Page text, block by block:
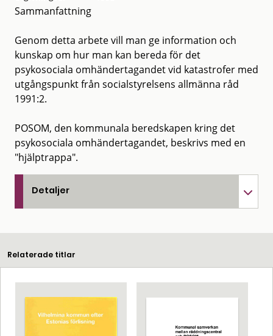
Sammanfattning
Genom detta arbete vill man ge information och
kunskap om hur man kan bereda för det
psykosociala omhändertagandet vid katastrofer med
utgångspunkt från socialstyrelsens allmänna råd
1991:2.
POSOM, den kommunala beredskapen kring det
psykosociala omhändertagandet, beskrivs med en
"hjälptrappa".
Detaljer
Relaterade titlar